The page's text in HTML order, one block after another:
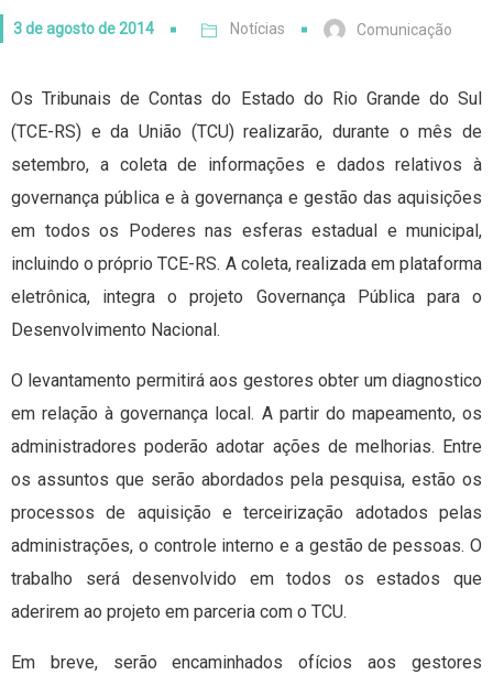
3 de agosto de 2014 Notícias Comunicação
Os Tribunais de Contas do Estado do Rio Grande do Sul
(TCE-RS) e da União (TCU) realizarão, durante o mês de
setembro, a coleta de informações e dados relativos à
governança pública e à governança e gestão das aquisições
em todos os Poderes nas esferas estadual e municipal,
incluindo o próprio TCE-RS. A coleta, realizada em plataforma
eletrônica, integra o projeto Governança Pública para o
Desenvolvimento Nacional.
O levantamento permitirá aos gestores obter um diagnostico
em relação à governança local. A partir do mapeamento, os
administradores poderão adotar ações de melhorias. Entre
os assuntos que serão abordados pela pesquisa, estão os
processos de aquisição e terceirização adotados pelas
administrações, o controle interno e a gestão de pessoas. O
trabalho será desenvolvido em todos os estados que
aderirem ao projeto em parceria com o TCU.
Em breve, serão encaminhados ofícios aos gestores